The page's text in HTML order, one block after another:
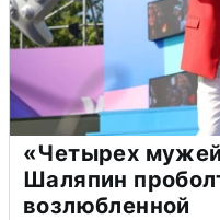
«Четырех
Шаляпин
возлюбленной